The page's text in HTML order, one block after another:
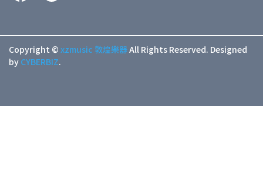
Copyright © xzmusic 敦煌樂器All Rights Reserved. Designed
by CYBERBIZ.